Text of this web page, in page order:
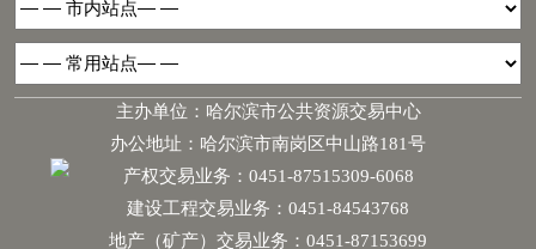
主办单位：哈尔滨市公共资源交易中心
办公地址：哈尔滨市南岗区中山路181号
产权交易业务：0451-87515309-6068
建设工程交易业务：0451-84543768
地产（矿产）交易业务：0451-87153699